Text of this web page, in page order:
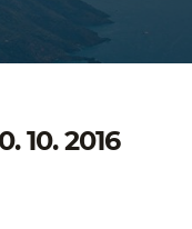
10. 2016